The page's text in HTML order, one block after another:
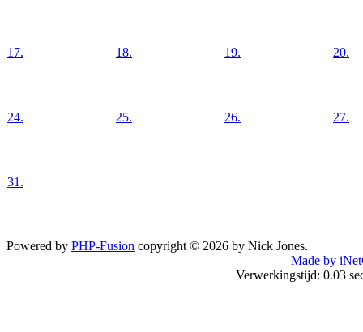
17. 18. 19. 20.
24. 25. 26. 27.
31.
Powered by PHP-Fusion copyright © 2026 by Nick Jones.
Made by
Verwerkingstijd: 0.03